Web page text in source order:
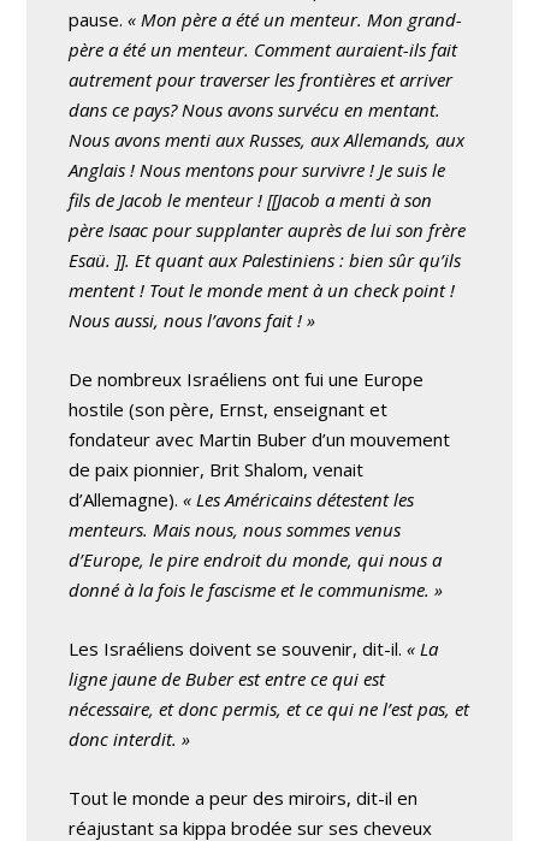
pause.« Mon père a été un menteur. Mon grand-
père a été un menteur. Comment auraient-ils fait
autrement pour traverser les frontières et arriver
dans ce pays? Nous avons survécu en mentant.
Nous avons menti aux Russes, aux Allemands, aux
Anglais ! Nous mentons pour survivre ! Je suis le
fils de Jacob le menteur ! [[Jacob a menti à son
père Isaac pour supplanter auprès de lui son frère
Esaü. ]]. Et quant aux Palestiniens : bien sûr qu’ils
mentent ! Tout le monde ment à un check point !
Nous aussi, nous l’avons fait ! »
De nombreux Israéliens ont fui une Europe
hostile (son père, Ernst, enseignant et
fondateur avec Martin Buber d’un mouvement
de paix pionnier, Brit Shalom, venait
d’Allemagne).« Les Américains détestent les
menteurs. Mais nous, nous sommes venus
d’Europe, le pire endroit du monde, qui nous a
donné à la fois le fascisme et le communisme. »
Les Israéliens doivent se souvenir, dit-il.« La
ligne jaune de Buber est entre ce qui est
nécessaire, et donc permis, et ce qui ne l’est pas, et
donc interdit. »
Tout le monde a peur des miroirs, dit-il en
réajustant sa kippa brodée sur ses cheveux